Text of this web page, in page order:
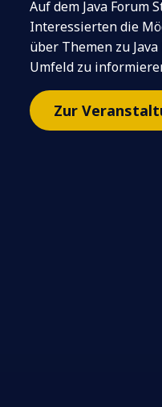
Auf dem Java Forum
Interessierten die
über Themen zu Java
Umfeld zu
Zur